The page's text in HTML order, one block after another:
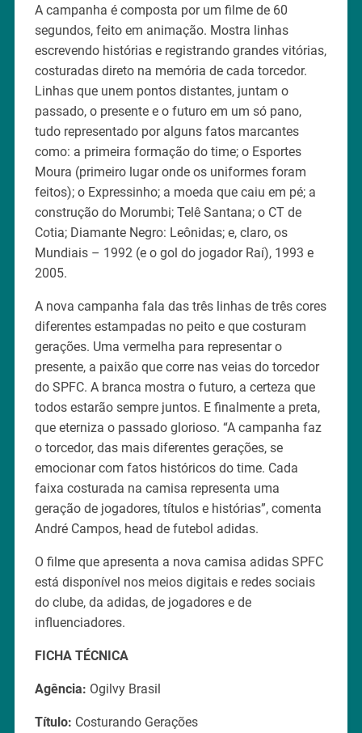
A campanha é composta por um filme de 60
segundos, feito em animação. Mostra linhas
escrevendo histórias e registrando grandes vitórias,
costuradas direto na memória de cada torcedor.
Linhas que unem pontos distantes, juntam o
passado, o presente e o futuro em um só pano,
tudo representado por alguns fatos marcantes
como: a primeira formação do time; o Esportes
Moura (primeiro lugar onde os uniformes foram
feitos); o Expressinho; a moeda que caiu em pé; a
construção do Morumbi; Telê Santana; o CT de
Cotia; Diamante Negro: Leônidas; e, claro, os
Mundiais – 1992 (e o gol do jogador Raí), 1993 e
2005.
A nova campanha fala das três linhas de três cores
diferentes estampadas no peito e que costuram
gerações. Uma vermelha para representar o
presente, a paixão que corre nas veias do torcedor
do SPFC. A branca mostra o futuro, a certeza que
todos estarão sempre juntos. E finalmente a preta,
que eterniza o passado glorioso. “A campanha faz
o torcedor, das mais diferentes gerações, se
emocionar com fatos históricos do time. Cada
faixa costurada na camisa representa uma
geração de jogadores, títulos e histórias”, comenta
André Campos, head de futebol adidas.
O filme que apresenta a nova camisa adidas SPFC
está disponível nos meios digitais e redes sociais
do clube, da adidas, de jogadores e de
influenciadores.
FICHA TÉCNICA
Agência: Ogilvy Brasil
Título: Costurando Gerações